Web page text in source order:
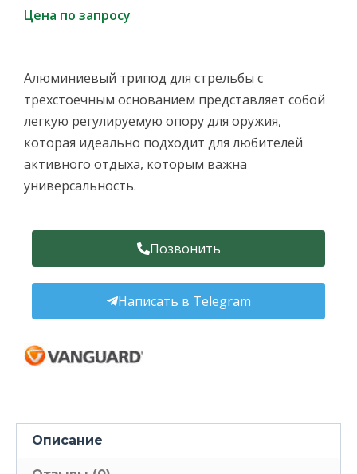
Цена по запросу
Алюминиевый трипод для стрельбы с
трехстоечным основанием представляет собой
легкую регулируемую опору для оружия,
которая идеально подходит для любителей
активного отдыха, которым важна
универсальность.
Позвонить
Написать в Telegram
Описание